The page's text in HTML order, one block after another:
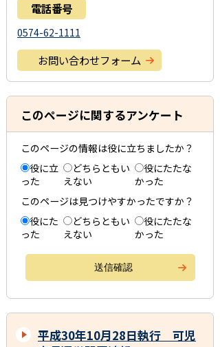
電話番号
0574-62-1111
お問い合わせフォーム
このページに関するアンケート
このページの情報は役に立ちましたか？
役に立
った
どちらともい
えない
役にたたな
かった
このページは見つけやすかったですか？
役にた
った
どちらともい
えない
役にたたな
かった
平成30年10月28日執行 可児